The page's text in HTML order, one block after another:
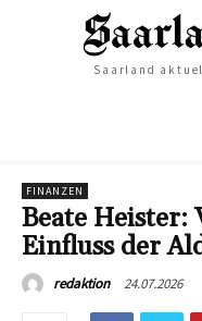
Saarland
FINANZEN
Beate Heister:
Einfluss der
redaktion 24.07.2026